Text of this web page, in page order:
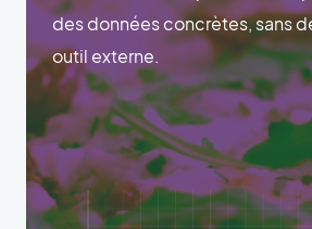
des données concrètes, sans
outil externe.